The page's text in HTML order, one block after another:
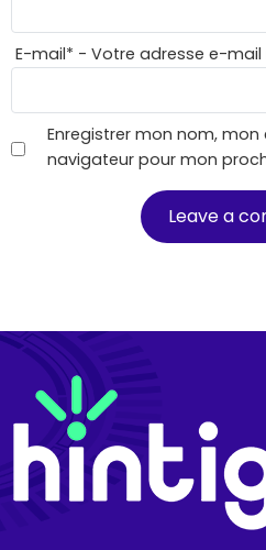
E-mail* - Votre adresse e-mail
Enregistrer mon nom,
navigateur pour mon